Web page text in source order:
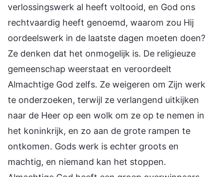
verlossingswerk al heeft voltooid, en God ons
rechtvaardig heeft genoemd, waarom zou Hij
oordeelswerk in de laatste dagen moeten doen?
Ze denken dat het onmogelijk is. De religieuze
gemeenschap weerstaat en veroordeelt
Almachtige God zelfs. Ze weigeren om Zijn werk
te onderzoeken, terwijl ze verlangend uitkijken
naar de Heer op een wolk om ze op te nemen in
het koninkrijk, en zo aan de grote rampen te
ontkomen. Gods werk is echter groots en
machtig, en niemand kan het stoppen.